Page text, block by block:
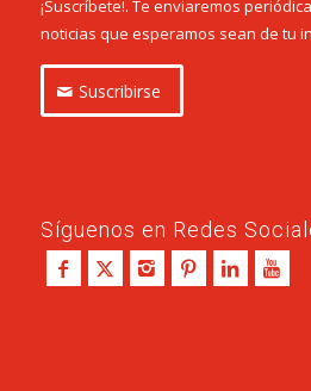
¡Suscríbete!. Te enviaremos
noticias que esperamos sean de tu
Suscribirse
Síguenos en Redes